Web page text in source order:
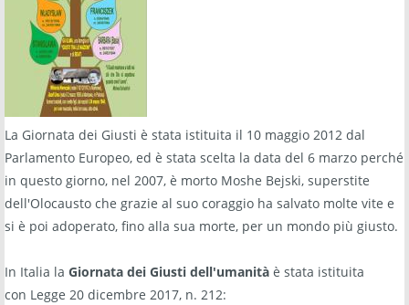
La Giornata dei Giusti è stata istituita il 10 maggio 2012 dal
Parlamento Europeo, ed è stata scelta la data del 6 marzo perché
in questo giorno, nel 2007, è morto Moshe Bejski, superstite
dell'Olocausto che grazie al suo coraggio ha salvato molte vite e
si è poi adoperato, fino alla sua morte, per un mondo più giusto.
In Italia la Giornata dei Giusti dell'umanità è stata istituita
con Legge 20 dicembre 2017, n. 212: